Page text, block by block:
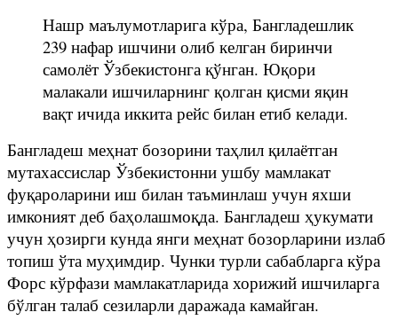
Нашр маълумотларига кўра, Бангладешлик
239 нафар ишчини олиб келган биринчи
самолёт Ўзбекистонга қўнган. Юқори
малакали ишчиларнинг қолган қисми яқин
вақт ичида иккита рейс билан етиб келади.
Бангладеш меҳнат бозорини таҳлил қилаётган
мутахассислар Ўзбекистонни ушбу мамлакат
фуқароларини иш билан таъминлаш учун яхши
имконият деб баҳолашмоқда. Бангладеш ҳукумати
учун ҳозирги кунда янги меҳнат бозорларини излаб
топиш ўта муҳимдир. Чунки турли сабабларга кўра
Форс кўрфази мамлакатларида хорижий ишчиларга
бўлган талаб сезиларли даражада камайган.